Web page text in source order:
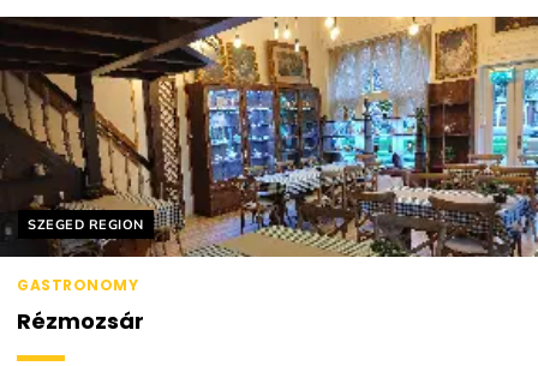
Helyszín címkék:
SZEGED REGION
GASTRONOMY
Rézmozsár